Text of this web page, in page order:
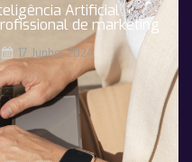
Artificial
de marketing
17 Junho, 2024